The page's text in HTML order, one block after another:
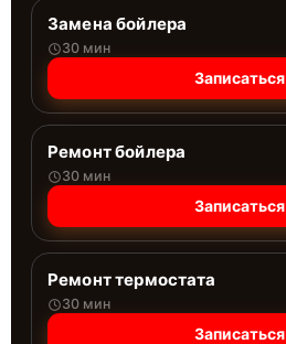
Замена бойлера
30 мин
Записаться
Ремонт бойлера
30 мин
Записаться
Ремонт термостата
30 мин
Записаться